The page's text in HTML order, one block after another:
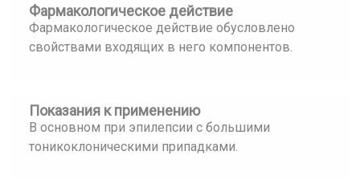
Фармакологическое действие
Фармакологическое действие обусловлено
свойствами входящих в него компонентов.
Показания к применению
В основном при эпилепсии с большими
тоникоклоническими припадками.